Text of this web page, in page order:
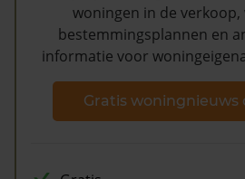
woningen in de verkoop,
bestemmingsplannen en
informatie voor
Gratis woningnieuws